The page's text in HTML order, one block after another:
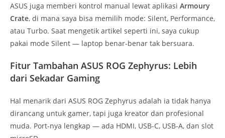
ASUS juga memberi kontrol manual lewat aplikasi Armoury
Crate, di mana saya bisa memilih mode: Silent, Performance,
atau Turbo. Saat mengetik artikel seperti ini, saya cukup
pakai mode Silent — laptop benar-benar tak bersuara.
Fitur Tambahan ASUS ROG Zephyrus: Lebih
dari Sekadar Gaming
Hal menarik dari ASUS ROG Zephyrus adalah ia tidak hanya
dirancang untuk gamer, tapi juga kreator dan profesional
muda. Port-nya lengkap — ada HDMI, USB-C, USB-A, dan slot